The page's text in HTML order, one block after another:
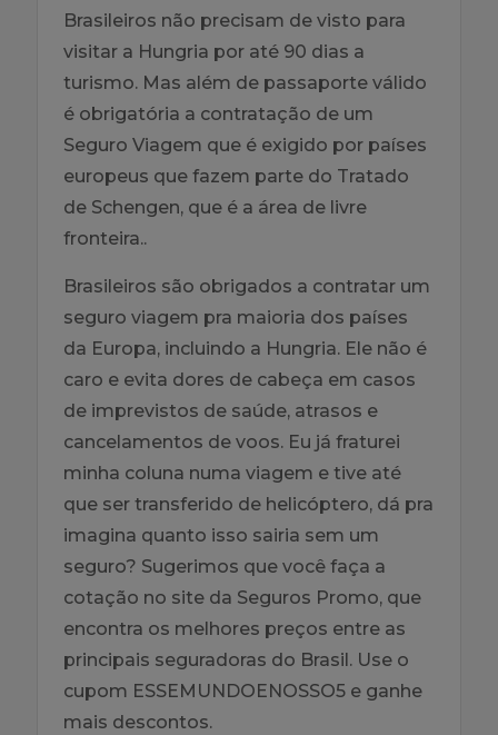
Brasileiros não precisam de visto para
visitar a Hungria por até 90 dias a
turismo. Mas além de passaporte válido
é obrigatória a contratação de um
Seguro Viagem que é exigido por países
europeus que fazem parte do Tratado
de Schengen, que é a área de livre
fronteira..
Brasileiros são obrigados a contratar um
seguro viagem pra maioria dos países
da Europa, incluindo a Hungria. Ele não é
caro e evita dores de cabeça em casos
de imprevistos de saúde, atrasos e
cancelamentos de voos. Eu já fraturei
minha coluna numa viagem e tive até
que ser transferido de helicóptero, dá pra
imagina quanto isso sairia sem um
seguro? Sugerimos que você faça a
cotação no site da Seguros Promo, que
encontra os melhores preços entre as
principais seguradoras do Brasil. Use o
cupom ESSEMUNDOENOSSO5 e ganhe
mais descontos.